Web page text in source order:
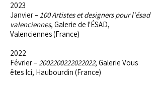
2023
Janvier –100 Artistes et designers pour l'ésad
valenciennes, Galerie de l'ÉSAD,
Valenciennes (France)
2022
Février –2002200222022022, Galerie Vous
êtes Ici, Haubourdin (France)